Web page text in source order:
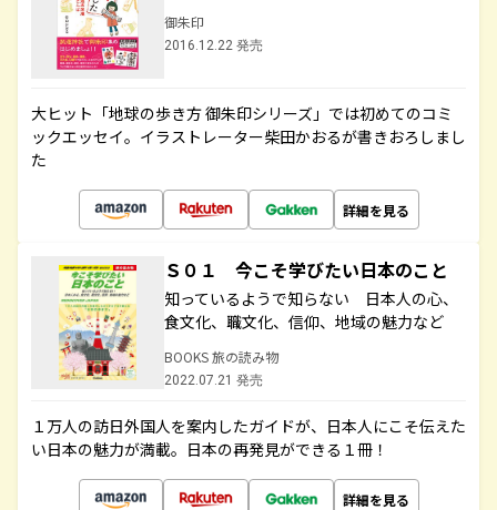
御朱印
2016.12.22 発売
大ヒット「地球の歩き方 御朱印シリーズ」では初めてのコミ
ックエッセイ。イラストレーター柴田かおるが書きおろしまし
た
詳細を見る
Ｓ０１ 今こそ学びたい日本のこと
知っているようで知らない 日本人の心、
食文化、職文化、信仰、地域の魅力など
BOOKS 旅の読み物
2022.07.21 発売
１万人の訪日外国人を案内したガイドが、日本人にこそ伝えた
い日本の魅力が満載。日本の再発見ができる１冊！
詳細を見る